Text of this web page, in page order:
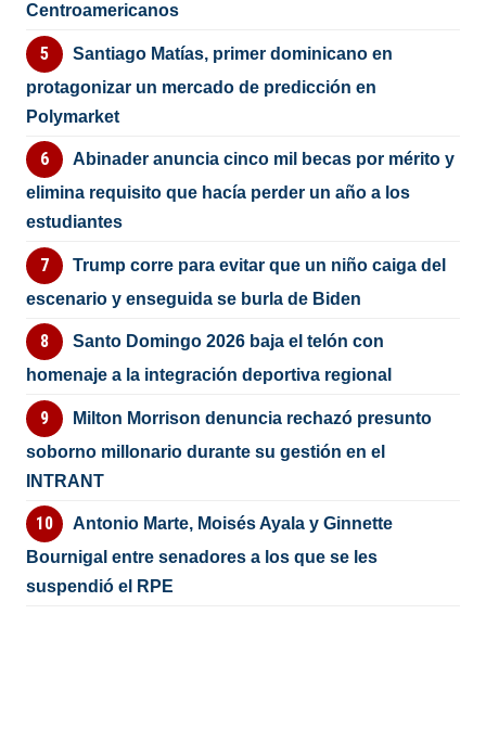
Centroamericanos
Santiago Matías, primer dominicano en
protagonizar un mercado de predicción en
Polymarket
Abinader anuncia cinco mil becas por mérito y
elimina requisito que hacía perder un año a los
estudiantes
Trump corre para evitar que un niño caiga del
escenario y enseguida se burla de Biden
Santo Domingo 2026 baja el telón con
homenaje a la integración deportiva regional
Milton Morrison denuncia rechazó presunto
soborno millonario durante su gestión en el
INTRANT
Antonio Marte, Moisés Ayala y Ginnette
Bournigal entre senadores a los que se les
suspendió el RPE